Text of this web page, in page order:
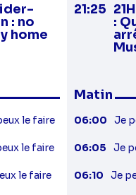
: no
home
le faire
le faire
le faire
21:25
:
Matin
06:00 Je
06:05 Je
06:10 Je